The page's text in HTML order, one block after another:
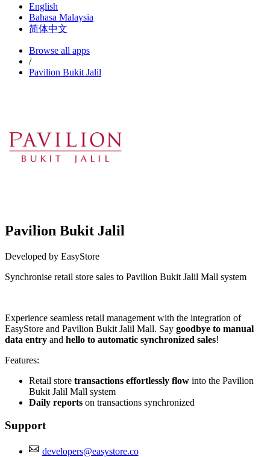
English
Bahasa Malaysia
简体中文
Browse all apps
/
Pavilion Bukit Jalil
Pavilion Bukit Jalil
Developed by EasyStore
Synchronise retail store sales to Pavilion Bukit Jalil Mall system
Experience seamless retail management with the integration of
EasyStore and Pavilion Bukit Jalil Mall. Say goodbye to manual
data entry and hello to automatic synchronized sales!
Features:
Retail store transactions effortlessly flow into the Pavilion
Bukit Jalil Mall system
Daily reports on transactions synchronized
Support
developers@easystore.co